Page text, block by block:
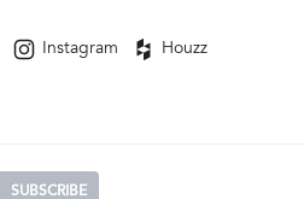
Instagram
Houzz
SUBSCRIBE